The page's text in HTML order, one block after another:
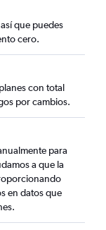
que puedes
cero.
con total
por cambios.
para
a que la
en datos que